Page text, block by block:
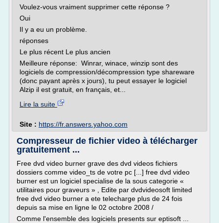
Voulez-vous vraiment supprimer cette réponse ?
Oui
Il y a eu un problème.
réponses
Le plus récent Le plus ancien
Meilleure réponse: Winrar, winace, winzip sont des
logiciels de compression/décompression type shareware
(donc payant après x jours), tu peut essayer le logiciel
Alzip il est gratuit, en français, et...
Lire la suite
Site : https://fr.answers.yahoo.com
Compresseur de fichier video à télécharger
gratuitement ...
Free dvd video burner grave des dvd videos fichiers
dossiers comme video_ts de votre pc [...] free dvd video
burner est un logiciel specialise de la sous categorie «
utilitaires pour graveurs » , Edite par dvdvideosoft limited
free dvd video burner a ete telecharge plus de 24 fois
depuis sa mise en ligne le 02 octobre 2008 /
Comme l'ensemble des logiciels presents sur eptisoft ...